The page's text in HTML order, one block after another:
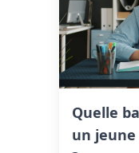
Quelle
un